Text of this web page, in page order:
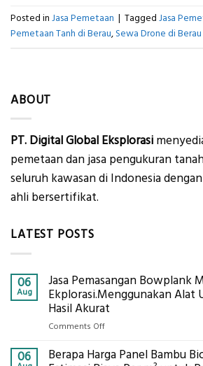
Posted in Jasa Pemetaan | Tagged Jasa
Pemetaan Tanh di Berau,Sewa Drone di Berau
ABOUT
PT. Digital Global Eksplorasi
pemetaan dan jasa pengukuran
seluruh kawasan di Indonesia
ahli bersertifikat.
LATEST POSTS
06
Aug
Jasa Pemasangan Bowplank
Ekplorasi.Menggunakan Alat
Hasil Akurat
Comments Offon
Pemasangan
06
Berapa Harga Panel Bambu